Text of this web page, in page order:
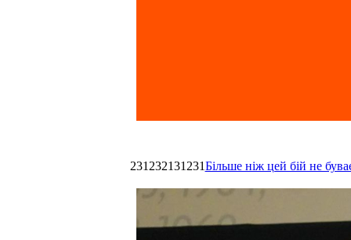
231232131231Більше ніж цей бій не